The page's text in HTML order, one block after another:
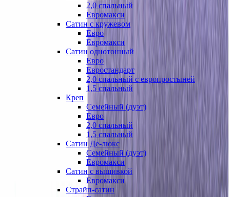
2,0 спальный
Евромакси
Сатин с кружевом
Евро
Евромакси
Сатин однотонный
Евро
Евростандарт
2,0 спальный с европростыней
1,5 спальный
Креп
Семейный (дуэт)
Евро
2,0 спальный
1,5 спальный
Сатин Де-люкс
Семейный (дуэт)
Евромакси
Сатин с вышивкой
Евромакси
Страйп-сатин